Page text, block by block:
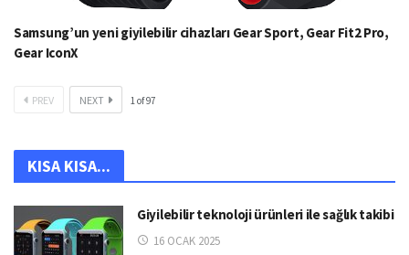
Samsung’un yeni giyilebilir cihazları Gear Sport, Gear Fit2 Pro,
Gear IconX
PREV NEXT 1of97
KISA KISA...
Giyilebilir teknoloji ürünleri ile sağlık takibi
16 OCAK 2025